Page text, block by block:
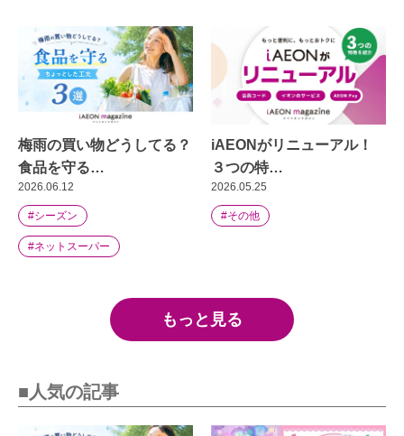
梅雨の買い物どうしてる？
食品を守る…
2026.06.12
#シーズン
#ネットスーパー
iAEONがリニューアル！
３つの特…
2026.05.25
#その他
もっと見る
■人気の記事